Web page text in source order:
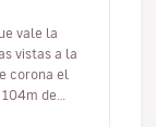
vale la
vistas a la
corona el
de